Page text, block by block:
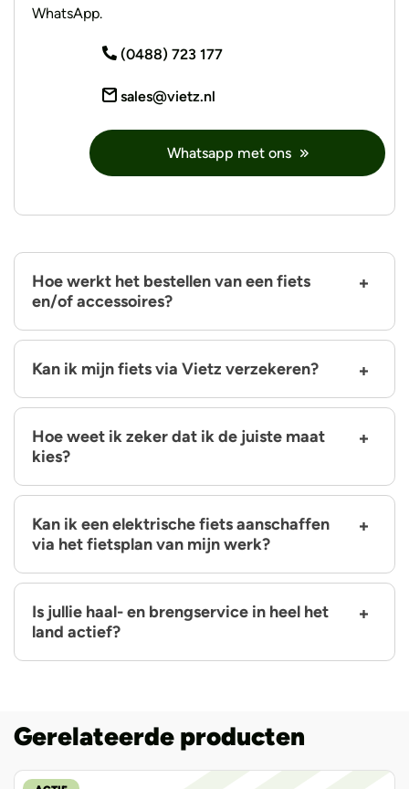
WhatsApp.
(0488) 723 177
sales@vietz.nl
Whatsapp met ons
Hoe werkt het bestellen van een fiets
en/of accessoires?
Kan ik mijn fiets via Vietz verzekeren?
Hoe weet ik zeker dat ik de juiste maat
kies?
Kan ik een elektrische fiets aanschaffen
via het fietsplan van mijn werk?
Is jullie haal- en brengservice in heel het
land actief?
Gerelateerde producten